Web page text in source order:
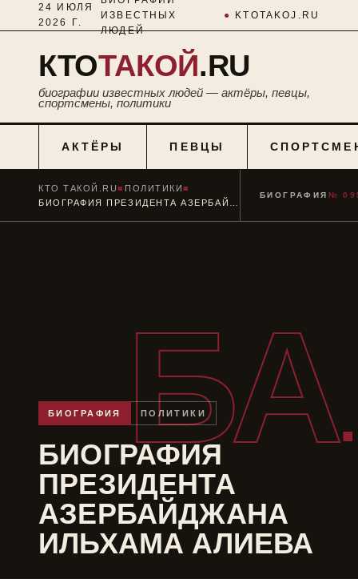
24 ИЮЛЯ
2026 Г.
ИЗВЕСТНЫХ
ЛЮДЕЙ
● KTOTAKOJ.RU
КТОТАКОЙ.RU
биографии известных людей — актёры, певцы,
спортсмены, политики
АКТЁРЫ ПЕВЦЫ
БА
КТО ТАКОЙ.RU■ ПОЛИТИКИ■
БИОГРАФИЯ №
БИОГРАФИЯ ПОЛИТИКИ
БИОГРАФИЯ
ПРЕЗИДЕНТА
АЗЕРБАЙДЖАНА
ИЛЬХАМА АЛИЕВА